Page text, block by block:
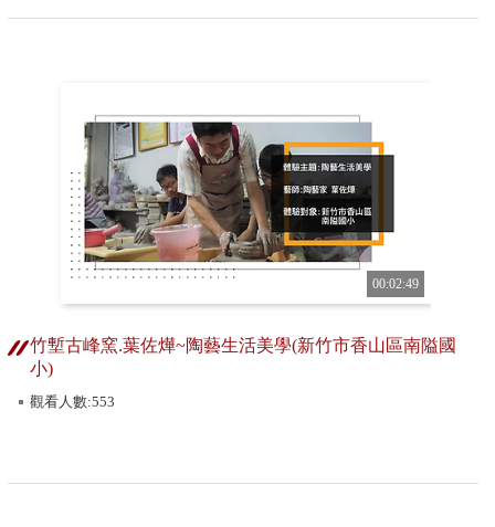
00:02:49
竹塹古峰窯.葉佐燁~陶藝生活美學(新竹市香山區南隘國
小)
觀看人數:553